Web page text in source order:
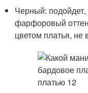
Черный: подойдет,
фарфоровый
цветом платья, не